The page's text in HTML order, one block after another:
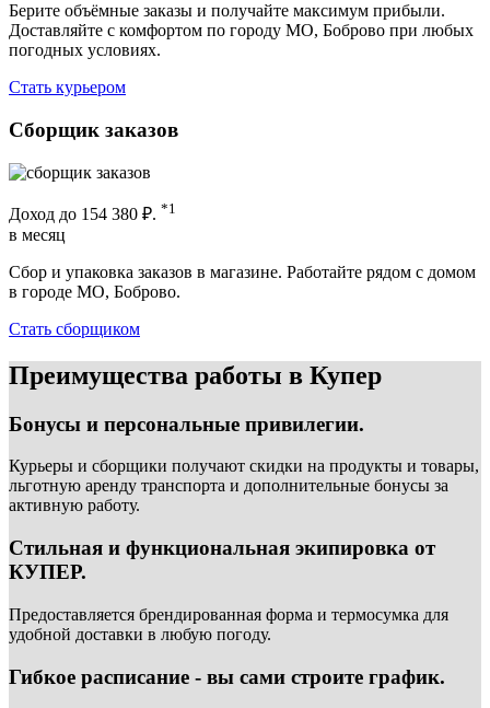
Берите объёмные заказы и получайте максимум прибыли.
Доставляйте с комфортом по городу МО, Боброво при любых
погодных условиях.
Стать курьером
Сборщик заказов
Доход до 154 380 ₽. *1
в месяц
Сбор и упаковка заказов в магазине. Работайте рядом с домом
в городе МО, Боброво.
Стать сборщиком
Преимущества работы в Купер
Бонусы и персональные привилегии.
Курьеры и сборщики получают скидки на продукты и товары,
льготную аренду транспорта и дополнительные бонусы за
активную работу.
Стильная и функциональная экипировка от
КУПЕР.
Предоставляется брендированная форма и термосумка для
удобной доставки в любую погоду.
Гибкое расписание - вы сами строите график.